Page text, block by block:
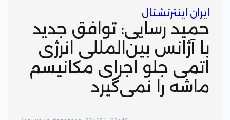
ایران اینترنشنال
حمید رسایی: توافق جدید
با آژانس بین‌المللی انرژی
اتمی جلو اجرای مکانیسم
ماشه را نمی‌گیرد